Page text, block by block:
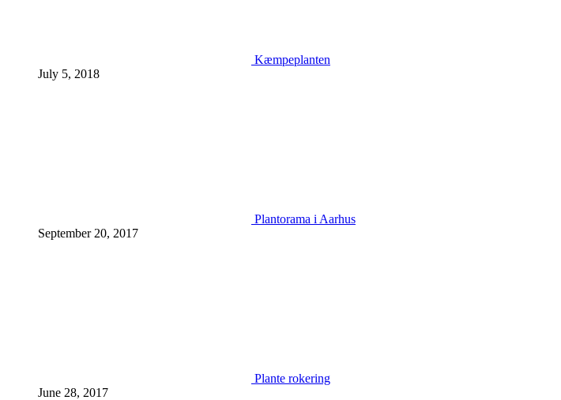
Kæmpeplanten
July 5, 2018
Plantorama i Aarhus
September 20, 2017
Plante rokering
June 28, 2017